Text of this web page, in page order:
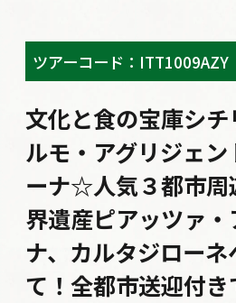
ツアーコード：ITT1009AZY
文化と食の宝庫シ
ルモ・アグリジェン
ーナ☆人気３都市
界遺産ピアッツァ
ナ、カルタジロー
て！全都市送迎付き